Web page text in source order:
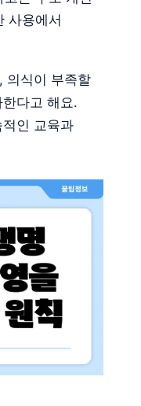
사용에서
의식이 부족할
다고 해요.
인 교육과